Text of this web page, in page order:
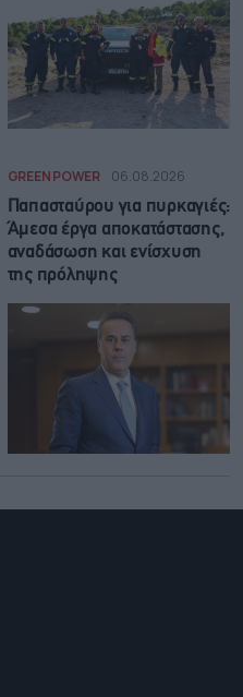
GREEN POWER 06.08.2026
Παπασταύρου για πυρκαγιές:
Άμεσα έργα αποκατάστασης,
αναδάσωση και ενίσχυση
της πρόληψης